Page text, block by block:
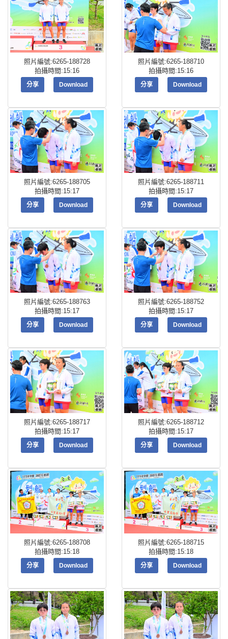
照片編號:6265-188728
拍攝時間:15:16
分享 Download
照片編號:6265-188710
拍攝時間:15:16
分享 Download
照片編號:6265-188705
拍攝時間:15:17
分享 Download
照片編號:6265-188711
拍攝時間:15:17
分享 Download
照片編號:6265-188763
拍攝時間:15:17
分享 Download
照片編號:6265-188752
拍攝時間:15:17
分享 Download
照片編號:6265-188717
拍攝時間:15:17
分享 Download
照片編號:6265-188712
拍攝時間:15:17
分享 Download
照片編號:6265-188708
拍攝時間:15:18
分享 Download
照片編號:6265-188715
拍攝時間:15:18
分享 Download